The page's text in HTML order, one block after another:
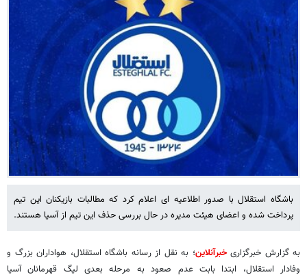
باشگاه استقلال با صدور اطلاعیه ای اعلام کرد که مطالبات بازیکنان این تیم
پرداخت شده و اعضای هیئت مدیره در حال بررسی حذف این تیم از آسیا هستند.
به گزارش خبرگزاریخبرآنلاین؛ به نقل از رسانه باشگاه استقلال، هواداران بزرگ و
وفادار استقلال، ابتدا بابت عدم صعود به مرحله بعدی لیگ قهرمانان آسیا